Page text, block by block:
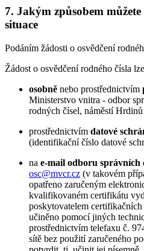
7. Jakým způsobem
situace
Podáním žádosti o osvědčení
Žádost o osvědčení rodného čísla
osobně nebo prostřednictvím
Ministerstvo vnitra - odbor
rodných čísel, náměstí
prostřednictvím datové
(identifikační číslo datové
na e-mail odboru
osc@mvcr.cz (v takovém
opatřeno zaručeným
kvalifikovaném certifikátu
poskytovatelem
učiněno pomocí jiných
prostřednictvím telefaxu č.
sítě bez použití zaručeného